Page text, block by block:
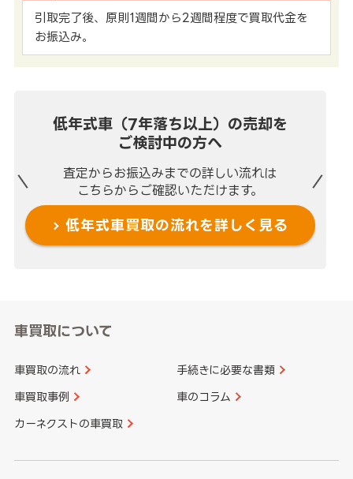
引取完了後、原則1週間から2週間程度で買取代金を
お振込み。
低年式車（7年落ち以上）の売却を
ご検討中の方へ
査定からお振込みまでの詳しい流れは
こちらからご確認いただけます。
低年式車買取の流れを詳しく見る
車買取について
車買取の流れ 手続きに必要な書類
車買取事例 車のコラム
カーネクストの車買取